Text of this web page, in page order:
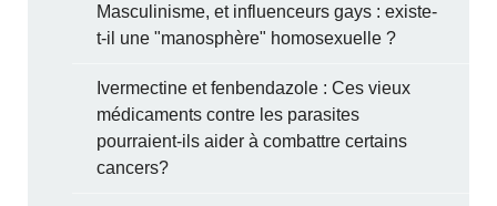
Masculinisme, et influenceurs gays : existe-
t-il une "manosphère" homosexuelle ?
Ivermectine et fenbendazole : Ces vieux
médicaments contre les parasites
pourraient-ils aider à combattre certains
cancers?